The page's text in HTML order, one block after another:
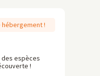
!
espèces
!